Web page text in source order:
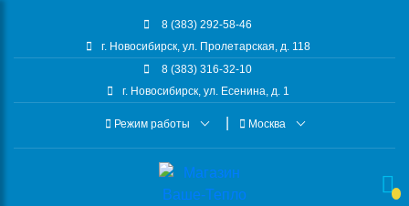
8 (383) 292-58-46
г. Новосибирск, ул. Пролетарская, д. 118
8 (383) 316-32-10
г. Новосибирск, ул. Есенина, д. 1
Режим работы Москва